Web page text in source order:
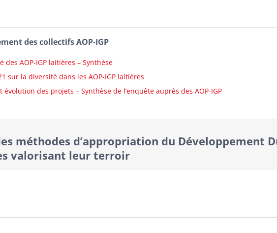
des collectifs AOP-IGP
AOP-IGP laitières – Synthèse
sur la diversité dans les AOP-IGP laitières
des projets – Synthèse de l’enquête auprès des AOP-IGP
méthodes d’appropriation du Développement
valorisant leur terroir